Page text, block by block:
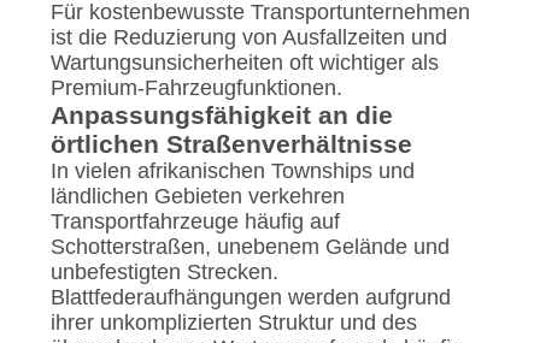
Für kostenbewusste Transportunternehmen
ist die Reduzierung von Ausfallzeiten und
Wartungsunsicherheiten oft wichtiger als
Premium-Fahrzeugfunktionen.
Anpassungsfähigkeit an die
örtlichen Straßenverhältnisse
In vielen afrikanischen Townships und
ländlichen Gebieten verkehren
Transportfahrzeuge häufig auf
Schotterstraßen, unebenem Gelände und
unbefestigten Strecken.
Blattfederaufhängungen werden aufgrund
ihrer unkomplizierten Struktur und des